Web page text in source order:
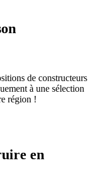
de constructeurs
à une sélection
région !
en